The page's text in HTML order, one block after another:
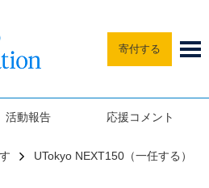
寄付する
UTokyo NEXT150（一任する）
活動報告 応援コメント